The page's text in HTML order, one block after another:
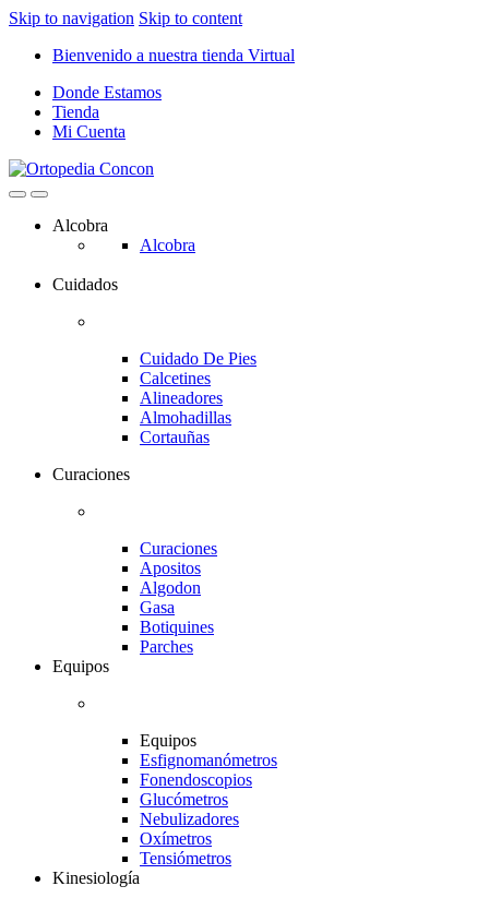
Skip to navigation Skip to content
Bienvenido a nuestra tienda Virtual
Donde Estamos
Tienda
Mi Cuenta
Alcobra
Alcobra
Cuidados
Cuidado De Pies
Calcetines
Alineadores
Almohadillas
Cortauñas
Curaciones
Curaciones
Apositos
Algodon
Gasa
Botiquines
Parches
Equipos
Equipos
Esfignomanómetros
Fonendoscopios
Glucómetros
Nebulizadores
Oxímetros
Tensiómetros
Kinesiología